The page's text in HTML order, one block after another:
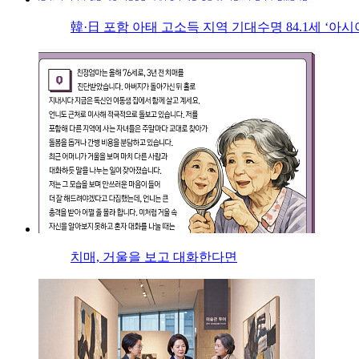
韓·日 포함 아태 고소득 지역 기대수명 84.1세 ‘아시
치매, 거울을 보고 대화한다면